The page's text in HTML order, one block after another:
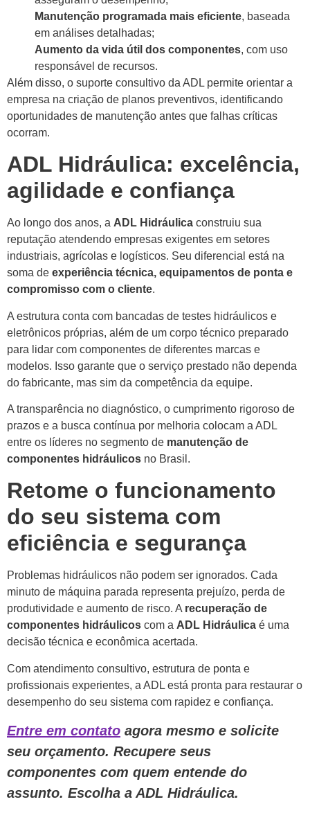
Manutenção programada mais eficiente, baseada
em análises detalhadas;
Aumento da vida útil dos componentes, com uso
responsável de recursos.
Além disso, o suporte consultivo da ADL permite orientar a
empresa na criação de planos preventivos, identificando
oportunidades de manutenção antes que falhas críticas
ocorram.
ADL Hidráulica: excelência,
agilidade e confiança
Ao longo dos anos, a ADL Hidráulica construiu sua
reputação atendendo empresas exigentes em setores
industriais, agrícolas e logísticos. Seu diferencial está na
soma de experiência técnica, equipamentos de ponta e
compromisso com o cliente.
A estrutura conta com bancadas de testes hidráulicos e
eletrônicos próprias, além de um corpo técnico preparado
para lidar com componentes de diferentes marcas e
modelos. Isso garante que o serviço prestado não dependa
do fabricante, mas sim da competência da equipe.
A transparência no diagnóstico, o cumprimento rigoroso de
prazos e a busca contínua por melhoria colocam a ADL
entre os líderes no segmento de manutenção de
componentes hidráulicos no Brasil.
Retome o funcionamento
do seu sistema com
eficiência e segurança
Problemas hidráulicos não podem ser ignorados. Cada
minuto de máquina parada representa prejuízo, perda de
produtividade e aumento de risco. A recuperação de
componentes hidráulicos com a ADL Hidráulica é uma
decisão técnica e econômica acertada.
Com atendimento consultivo, estrutura de ponta e
profissionais experientes, a ADL está pronta para restaurar o
desempenho do seu sistema com rapidez e confiança.
Entre em contato agora mesmo e solicite
seu orçamento. Recupere seus
componentes com quem entende do
assunto. Escolha a ADL Hidráulica.